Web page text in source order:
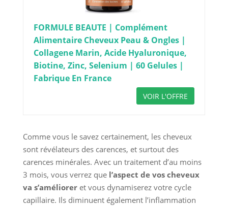
FORMULE BEAUTE | Complément
Alimentaire Cheveux Peau & Ongles |
Collagene Marin, Acide Hyaluronique,
Biotine, Zinc, Selenium | 60 Gelules |
Fabrique En France
VOIR L'OFFRE
Comme vous le savez certainement, les cheveux
sont révélateurs des carences, et surtout des
carences minérales. Avec un traitement d’au moins
3 mois, vous verrez que l’aspect de vos cheveux
va s’amélioreret vous dynamiserez votre cycle
capillaire. Ils diminuent également l’inflammation